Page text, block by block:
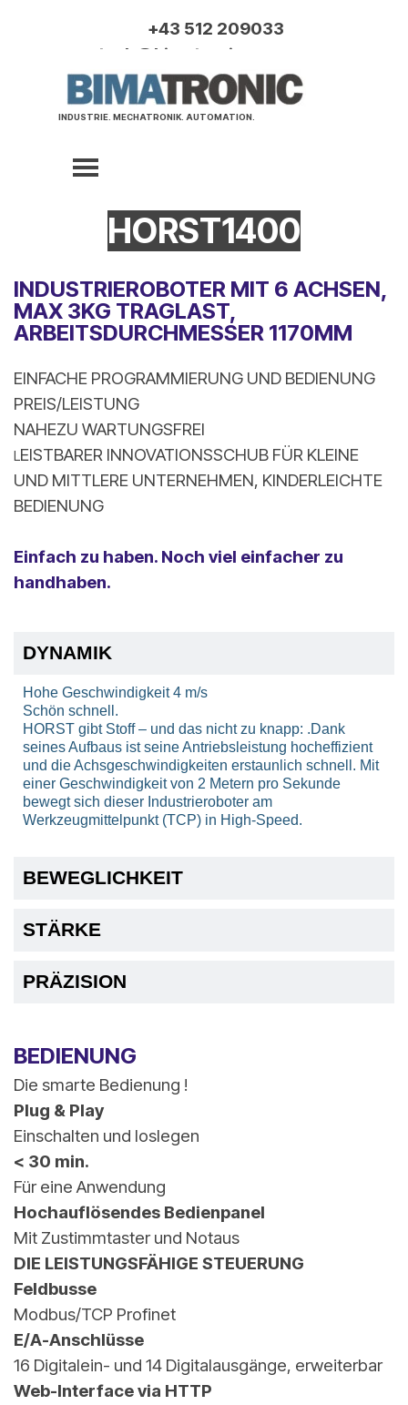
Menü überspringen
INDUSTRIE. MECHATRONIK. AUTOMATION.
+43 512 209033
tech@bimatronic.com
HORST1400
INDUSTRIEROBOTER MIT 6 ACHSEN,
MAX 3KG TRAGLAST,
ARBEITSDURCHMESSER 1170MM
EINFACHE PROGRAMMIERUNG UND BEDIENUNG
PREIS/LEISTUNG
NAHEZU WARTUNGSFREI
LEISTBARER INNOVATIONSSCHUB FÜR KLEINE
UND MITTLERE UNTERNEHMEN, KINDERLEICHTE
BEDIENUNG
Einfach zu haben. Noch viel einfacher zu
handhaben.
DYNAMIK
Hohe Geschwindigkeit 4 m/s
Schön schnell.
HORST gibt Stoff – und das nicht zu knapp: .Dank
seines Aufbaus ist seine Antriebsleistung hocheffizient
und die Achsgeschwindigkeiten erstaunlich schnell. Mit
einer Geschwindigkeit von 2 Metern pro Sekunde
bewegt sich dieser Industrieroboter am
Werkzeugmittelpunkt (TCP) in High-Speed.
BEWEGLICHKEIT
STÄRKE
PRÄZISION
BEDIENUNG
Die smarte Bedienung !
Plug & Play
Einschalten und loslegen
< 30 min.
Für eine Anwendung
Hochauflösendes Bedienpanel
Mit Zustimmtaster und Notaus
DIE LEISTUNGSFÄHIGE STEUERUNG
Feldbusse
Modbus/TCP Profinet
E/A-Anschlüsse
16 Digitalein- und 14 Digitalausgänge, erweiterbar
Web-Interface via HTTP